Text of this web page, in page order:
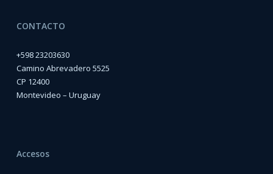
CONTACTO
+598 23203630
Camino Abrevadero 5525
CP 12400
Montevideo – Uruguay
Accesos